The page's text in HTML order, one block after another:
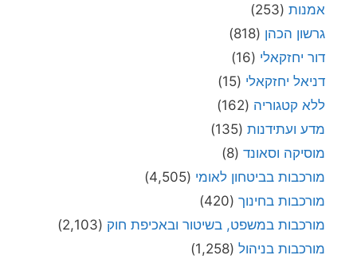
אמנות (253)
גרשון הכהן (818)
דור יחזקאלי (16)
דניאל יחזקאלי (15)
ללא קטגוריה (162)
מדע ועתידנות (135)
מוסיקה וסאונד (8)
מורכבות בביטחון לאומי (4,505)
מורכבות בחינוך (420)
מורכבות במשפט, בשיטור ובאכיפת חוק (2,103)
מורכבות בניהול (1,258)